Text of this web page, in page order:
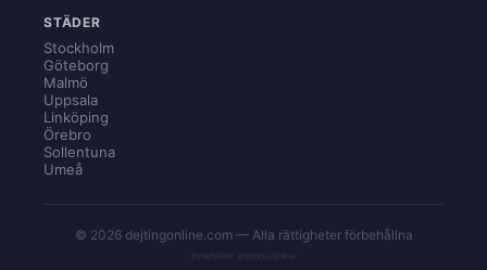
STÄDER
Stockholm
Göteborg
Malmö
Uppsala
Linköping
Örebro
Sollentuna
Umeå
© 2026 dejtingonline.com — Alla rättigheter förbehållna